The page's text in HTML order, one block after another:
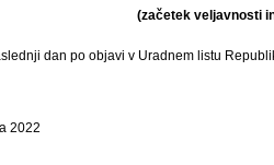
(začetek veljavnosti
dan po objavi v Uradnem listu
2022